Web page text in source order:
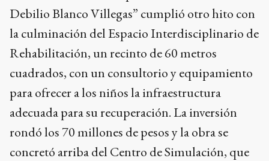
Debilio Blanco Villegas” cumplió otro hito con
la culminación del Espacio Interdisciplinario de
Rehabilitación, un recinto de 60 metros
cuadrados, con un consultorio y equipamiento
para ofrecer a los niños la infraestructura
adecuada para su recuperación. La inversión
rondó los 70 millones de pesos y la obra se
concretó arriba del Centro de Simulación, que